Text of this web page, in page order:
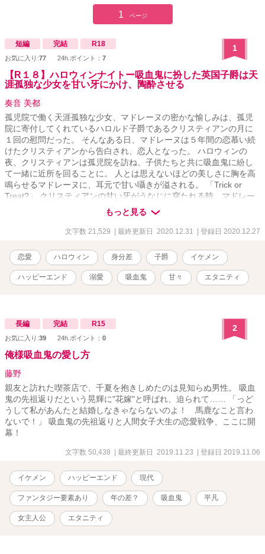
1 ページ
短編 完結 R18
お気に入り:77 24h.ポイント： 7
1
【R１８】ハロウィンナイトー吸血鬼に扮した英国子爵は天
涯孤独な少女を甘い牙にかけ、陶酔させる
奏音 美都
孤児院で働く天涯孤独な少女、マドレーヌの密かな愉しみは、孤児
院に寄付してくれているハロルド子爵であるクリスティアンの月に
１回の慰問だった。 そんなある日、マドレーヌは５年間の恋慕い続
けたクリスティアンから告白され、恋人となった。 ハロウィンの
夜、クリスティアンは孤児院を訪ね、子供たちと共に吸血鬼に紛し
て一緒に近所を回ることに。 人とは思えないほどの美しさに胸を高
鳴らせるマドレーヌに、耳元で甘い囁きが溢される。 「Trick or
Treat?」 クリスティアンの甘い牙がうなじに穿たれる時、マドレー
ヌは陶酔へと堕ちていく……もっと見る
文字数 21,529 | 最終更新日 2020.12.31 | 登録日 2020.12.27
恋愛 ハロウィン 身分差 子爵 イケメン
ハッピーエンド 溺愛 吸血鬼 甘々 エタニティ
長編 完結 R15
お気に入り:39 24h.ポイント： 0
2
俺様吸血鬼の愛し方
藤野
親友と訪れた喫茶店で、千夏を抱きしめたのは見知らぬ男性。 吸血
鬼の先祖返りだという晃輝に"花嫁"と呼ばれ、迫られて…… 「っど
うして私があんたと結婚しなきゃならないのよ！ 馬鹿なこと言わ
ないで！」 吸血鬼の先祖返りと人間女子大生の恋愛戦争、ここに開
幕！
文字数 50,438 | 最終更新日 2019.11.23 | 登録日 2019.11.06
イケメン ハッピーエンド 現代
ファンタジー要素あり 年の差？ 吸血鬼 平凡
女主人公 エタニティ